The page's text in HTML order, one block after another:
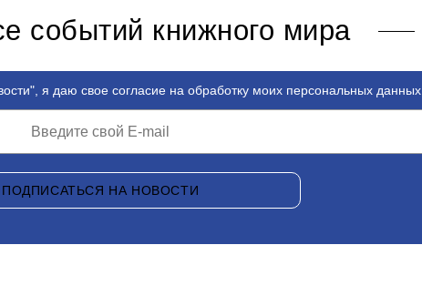
событий книжного мира
я даю свое согласие на обработку моих персональных данных.
ПОДПИСАТЬСЯ НА НОВОСТИ